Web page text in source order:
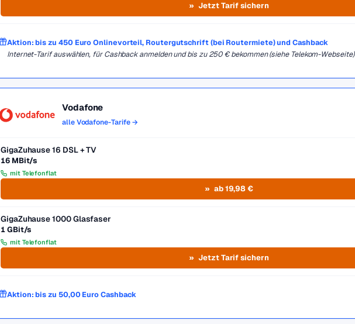
Jetzt Tarif sichern
Aktion: bis zu 450 Euro Onlinevorteil, Routergutschrift (bei Routermiete) und Cashback
Internet-Tarif auswählen, für Cashback anmelden und bis zu 250 € bekommen (siehe Telekom-Webseite)
Vodafone
alle Vodafone-Tarife →
GigaZuhause 16 DSL + TV
16 MBit/s
mit Telefonflat
ab 19,98 €
GigaZuhause 1000 Glasfaser
1 GBit/s
mit Telefonflat
Jetzt Tarif sichern
Aktion: bis zu 50,00 Euro Cashback